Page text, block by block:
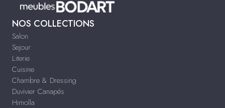
NOS COLLECTIONS
Salon
Sejour
Literie
Cuisine
Chambre & Dressing
Duvivier Canapés
Himolla